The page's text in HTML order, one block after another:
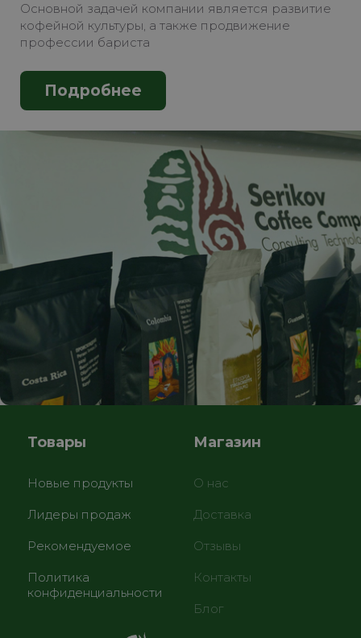
Основной задачей компании является развитие
кофейной культуры, а также продвижение
профессии бариста
Подробнее
Товары
Новые продукты
Лидеры продаж
Рекомендуемое
Политика
конфиденциальности
Магазин
О нас
Доставка
Отзывы
Контакты
Блог